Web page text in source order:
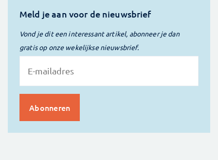
Meld je aan voor de nieuwsbrief
Vond je dit een interessant artikel, abonneer je dan
gratis op onze wekelijkse nieuwsbrief.